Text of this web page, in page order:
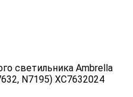
светильника Ambrella
N7195) XC7632024